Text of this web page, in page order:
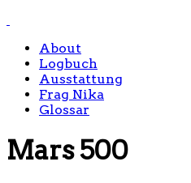
About
Logbuch
Ausstattung
Frag Nika
Glossar
Mars 500